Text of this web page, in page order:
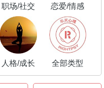
职场/社交 恋爱/情感
人格/成长 全部类型